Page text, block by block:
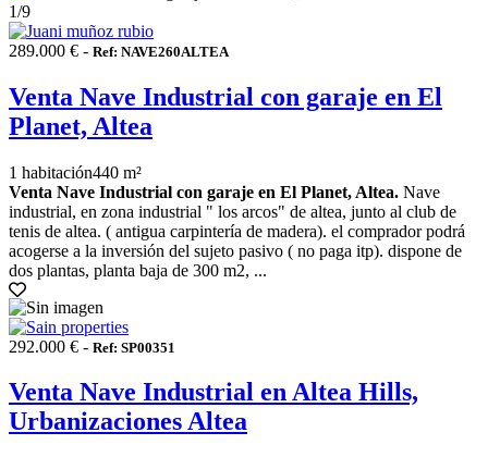
1/9
289.000 € - Ref: NAVE260ALTEA
Venta Nave Industrial con garaje en El
Planet, Altea
1 habitación440 m²
Venta Nave Industrial con garaje en El Planet, Altea. Nave
industrial, en zona industrial " los arcos" de altea, junto al club de
tenis de altea. ( antigua carpintería de madera). el comprador podrá
acogerse a la inversión del sujeto pasivo ( no paga itp). dispone de
dos plantas, planta baja de 300 m2, ...
292.000 € - Ref: SP00351
Venta Nave Industrial en Altea Hills,
Urbanizaciones Altea